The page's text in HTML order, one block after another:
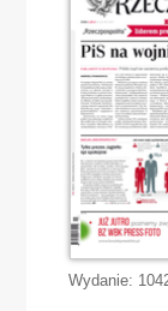
Wydanie: